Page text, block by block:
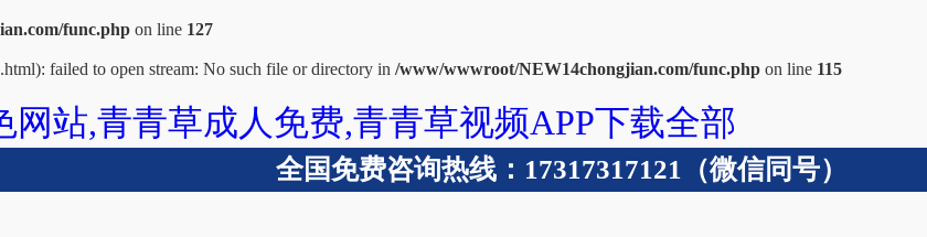
func.php on line 127
failed to open stream: No such file or directory in /www/wwwroot/NEW14chongjian.com/func.php on line 115
站,青青草成人免费,青青草视频APP下载全部
全国免费咨询热线：17317317121（微信同号）